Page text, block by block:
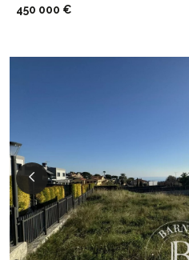
450 000 €